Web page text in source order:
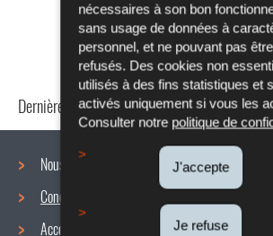
nécessaires à son bon
sans usage de données à
personnel, et ne pouvant pas être
refusés. Des cookies non
utilisés à des fins statistiques et
activés uniquement si vous les
Consulter notre politique de
J'accepte
Je refuse
Dernière mise à jour24/04/2024
Menu
Nous connaître
Conditions de travail
Accords collectifs